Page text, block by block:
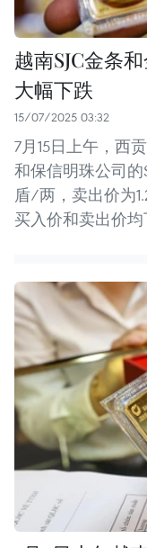
越南SJC金条
大幅下跌
15/07/2025 03:32
7月15日上午，西
和保信明珠公司的
盾/两，卖出价为
买入价和卖出价均